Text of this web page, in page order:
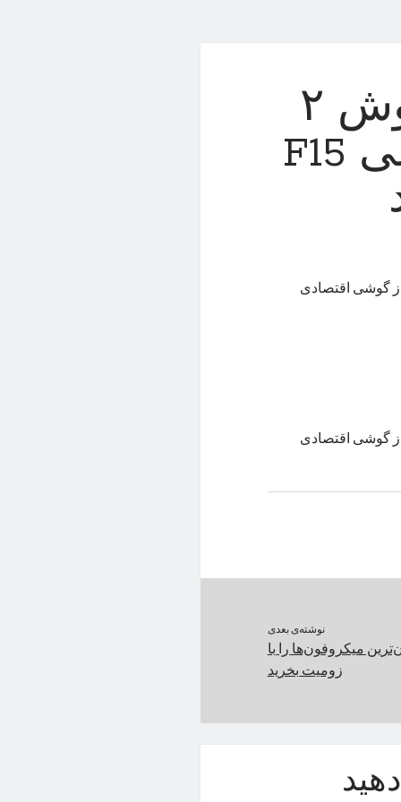
سامسونگ برای فروش ۲
میلیون دستگاه گلکسی F15
گوشی اقتصادی
گوشی اقتصادی
نوشته‌ی بعدی
میکروفون‌ها را با
زومیت بخرید